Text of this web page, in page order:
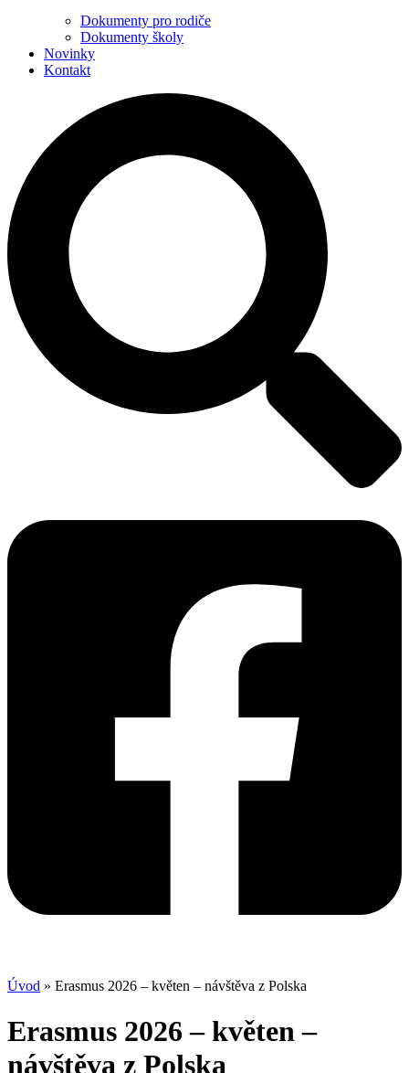
Dokumenty pro rodiče
Dokumenty školy
Novinky
Kontakt
Úvod » Erasmus 2026 – květen – návštěva z Polska
Erasmus 2026 – květen –
návštěva z Polska